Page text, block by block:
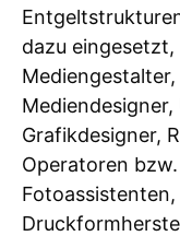
dazu eingesetzt,
Mediendesigner,
Grafikdesigner,
Operatoren